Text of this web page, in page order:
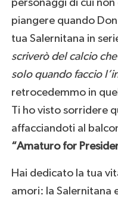
personaggi di cui
piangere quando
tua Salernitana in
scriverò del calcio
solo quando faccio
retrocedemmo in
Ti ho visto sorridere
affacciandoti al
“Amaturo for
Hai dedicato la tua
amori: la Salernitana